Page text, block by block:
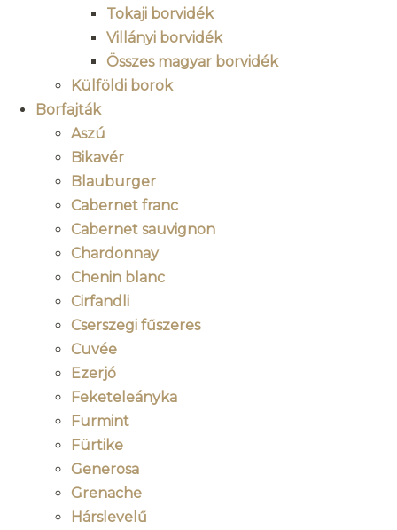
Tokaji borvidék
Villányi borvidék
Összes magyar borvidék
Külföldi borok
Borfajták
Aszú
Bikavér
Blauburger
Cabernet franc
Cabernet sauvignon
Chardonnay
Chenin blanc
Cirfandli
Cserszegi fűszeres
Cuvée
Ezerjó
Feketeleányka
Furmint
Fürtike
Generosa
Grenache
Hárslevelű